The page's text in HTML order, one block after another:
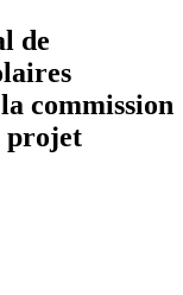
de
commission
projet